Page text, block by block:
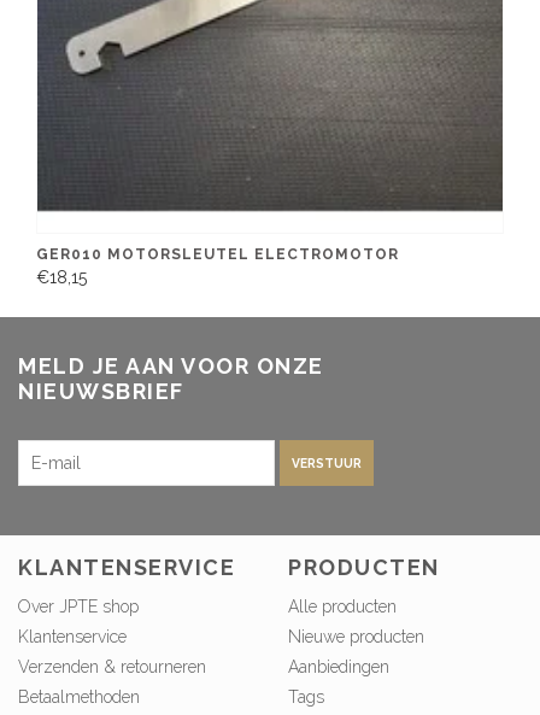
GER010 MOTORSLEUTEL ELECTROMOTOR
€18,15
MELD JE AAN VOOR ONZE
NIEUWSBRIEF
VERSTUUR
KLANTENSERVICE
Over JPTE shop
Klantenservice
Verzenden & retourneren
Betaalmethoden
PRODUCTEN
Alle producten
Nieuwe producten
Aanbiedingen
Tags